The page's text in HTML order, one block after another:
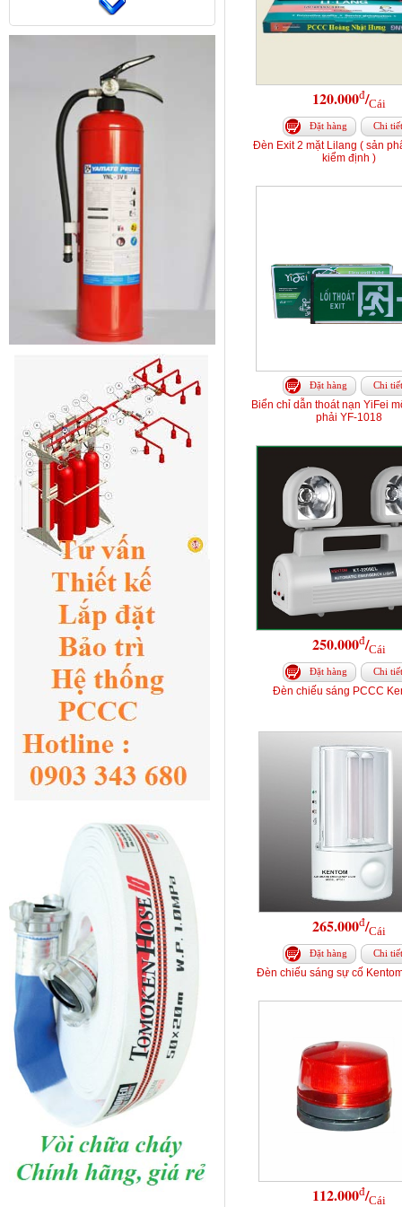
120.000đ/Cái
Đặt hàng Chi tiết
Đèn Exit 2 mặt Lilang ( sản
kiểm định )
Đặt hàng Chi tiết
Biển chỉ dẫn thoát nạn YiFei
phải YF-1018
250.000đ/Cái
Đặt hàng Chi tiết
Đèn chiếu sáng PCCC
265.000đ/Cái
Đặt hàng Chi tiết
Đèn chiếu sáng sự cố
112.000đ/Cái